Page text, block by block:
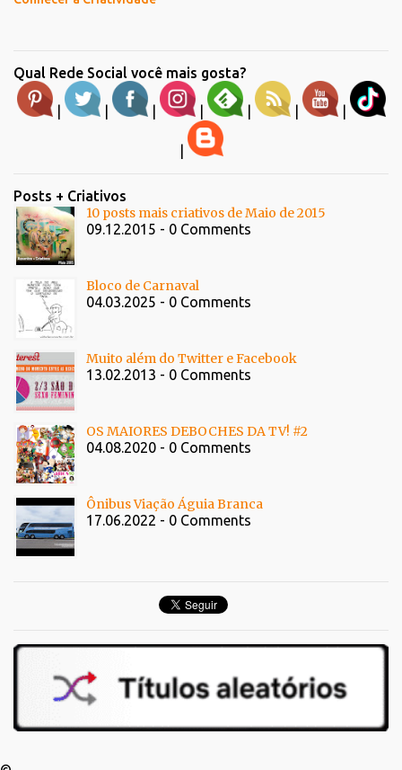
Qual Rede Social você mais gosta?
| | | | | | |
Posts + Criativos
10 posts mais criativos de Maio de 2015
09.12.2015 - 0 Comments
Bloco de Carnaval
04.03.2025 - 0 Comments
Muito além do Twitter e Facebook
13.02.2013 - 0 Comments
OS MAIORES DEBOCHES DA TV! #2
04.08.2020 - 0 Comments
Ônibus Viação Águia Branca
17.06.2022 - 0 Comments